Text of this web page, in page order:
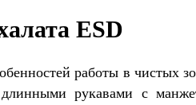
ESD
работы в чистых
рукавами с